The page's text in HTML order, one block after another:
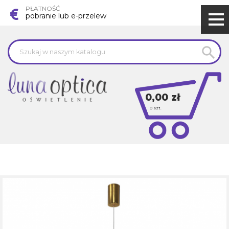
PŁATNOŚĆ
pobranie lub e-przelew

0,00 zł
0 szt.